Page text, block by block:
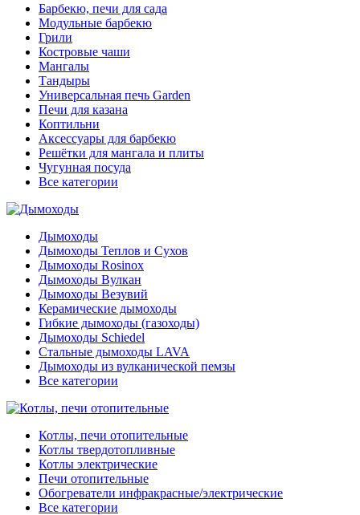
Барбекю, печи для сада
Модульные барбекю
Грили
Костровые чаши
Мангалы
Тандыры
Универсальная печь Garden
Печи для казана
Коптильни
Аксессуары для барбекю
Решётки для мангала и плиты
Чугунная посуда
Все категории
Дымоходы
Дымоходы Теплов и Сухов
Дымоходы Rosinox
Дымоходы Вулкан
Дымоходы Везувий
Керамические дымоходы
Гибкие дымоходы (газоходы)
Дымоходы Schiedel
Стальные дымоходы LAVA
Дымоходы из вулканической пемзы
Все категории
Котлы, печи отопительные
Котлы твердотопливные
Котлы электрические
Печи отопительные
Обогреватели инфракрасные/электрические
Все категории